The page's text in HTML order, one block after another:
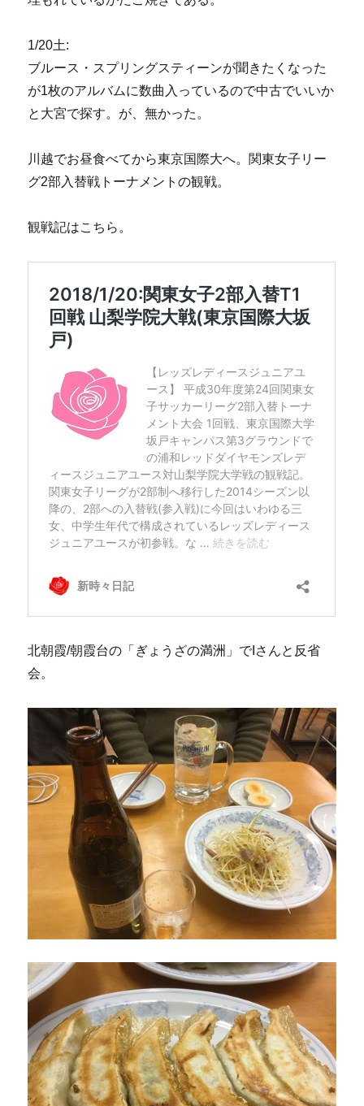
1/20土:
ブルース・スプリングスティーンが聞きたくなった
が1枚のアルバムに数曲入っているので中古でいいか
と大宮で探す。が、無かった。
川越でお昼食べてから東京国際大へ。関東女子リー
グ2部入替戦トーナメントの観戦。
観戦記はこちら。
北朝霞/朝霞台の「ぎょうざの満洲」でIさんと反省
会。